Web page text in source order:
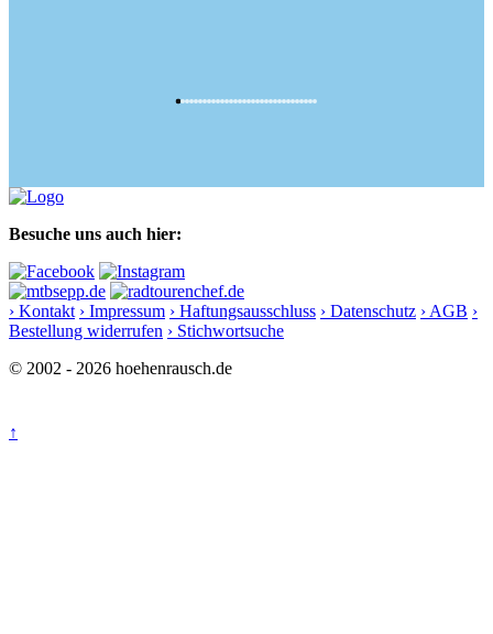
Besuche uns auch hier:
› Kontakt › Impressum › Haftungsausschluss › Datenschutz › AGB ›
Bestellung widerrufen › Stichwortsuche
© 2002 - 2026 hoehenrausch.de
↑